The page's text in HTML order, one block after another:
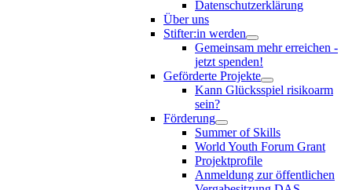
Datenschutzerklärung
Über uns
Stifter:in werden
Gemeinsam mehr erreichen -
jetzt spenden!
Geförderte Projekte
Kann Glücksspiel risikoarm
sein?
Förderung
Summer of Skills
World Youth Forum Grant
Projektprofile
Anmeldung zur öffentlichen